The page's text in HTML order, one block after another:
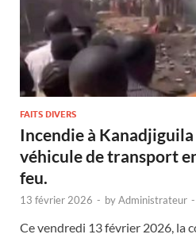
FAITS DIVERS
Incendie à
véhicule de transport
feu.
13 février 2026 - byAdministrateur -
Ce vendredi 13 février 2026, la